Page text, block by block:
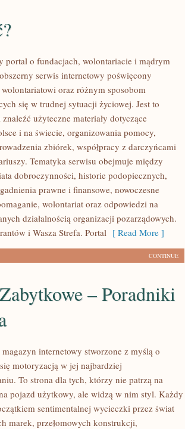
portal o fundacjach, wolontariacie i mądrym
serwis internetowy poświęcony
oraz różnym sposobom
się w trudnej sytuacji życiowej. Jest to
użyteczne materiały dotyczące
i na świecie, organizowania pomocy,
zbiórek, współpracy z darczyńcami
Tematyka serwisu obejmuje między
dobroczynności, historie podopiecznych,
prawne i finansowe, nowoczesne
wolontariat oraz odpowiedzi na
działalnością organizacji pozarządowych.
i Wasza Strefa. Portal [ Read More ]
CONTINUE
– Poradniki
internetowy stworzone z myślą o
motoryzacją w jej najbardziej
To strona dla tych, którzy nie patrzą na
pojazd użytkowy, ale widzą w nim styl. Każdy
sentimentalnej wycieczki przez świat
marek, przełomowych konstrukcji,